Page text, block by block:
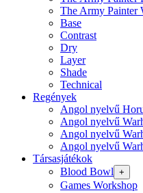
The Army Painter
Base
Contrast
Dry
Layer
Shade
Technical
Regények
Angol nyelvű
Angol nyelvű
Angol nyelvű
Angol nyelvű
Társasjátékok
Blood Bowl +
Games Workshop